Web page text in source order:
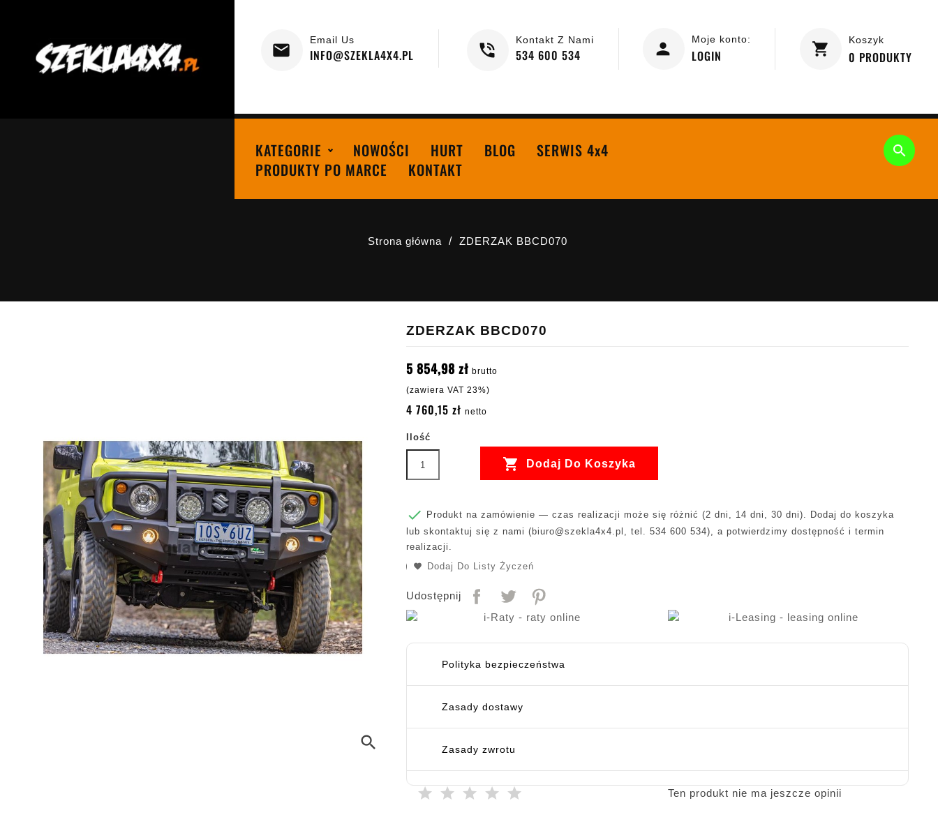
Koszyk
0 PRODUKTY
Moje konto:
LOGIN
Kontakt Z Nami
534 600 534
Email Us
INFO@SZEKLA4X4.PL
KATEGORIE NOWOŚCI HURT BLOG
SERWIS 4x4
PRODUKTY PO MARCE
KONTAKT

Strona główna ZDERZAK BBCD070
search
ZDERZAK BBCD070
5 854,98 zł brutto
(zawiera VAT 23%)
4 760,15 zł netto
Ilość
 Dodaj Do Koszyka

Produkt na zamówienie — czas realizacji może się różnić (2 dni, 14 dni, 30 dni). Dodaj do koszyka
lub skontaktuj się z nami ( biuro@szekla4x4.pl , tel. 534 600 534), a potwierdzimy dostępność i termin
realizacji.
Dodaj Do Listy Życzeń
Udostępnij
Polityka bezpieczeństwa
Zasady dostawy
Zasady zwrotu
Ten produkt nie ma jeszcze opinii